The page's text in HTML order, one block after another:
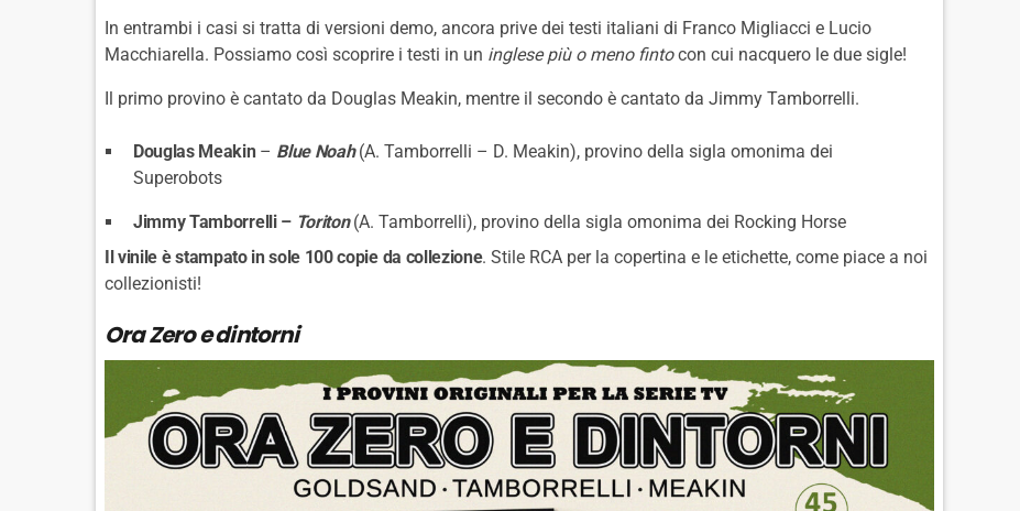
In entrambi i casi si tratta di versioni demo, ancora prive dei testi italiani di Franco Migliacci e Lucio
Macchiarella. Possiamo così scoprire i testi in un inglese più o meno fintocon cui nacquero le due sigle!
Il primo provino è cantato da Douglas Meakin, mentre il secondo è cantato da Jimmy Tamborrelli.
Douglas Meakin – Blue Noah(A. Tamborrelli – D. Meakin), provino della sigla omonima dei
Superobots
Jimmy Tamborrelli – Toriton(A. Tamborrelli), provino della sigla omonima dei Rocking Horse
Il vinile è stampato in sole 100 copie da collezione. Stile RCA per la copertina e le etichette, come piace a noi
collezionisti!
Ora Zero e dintorni